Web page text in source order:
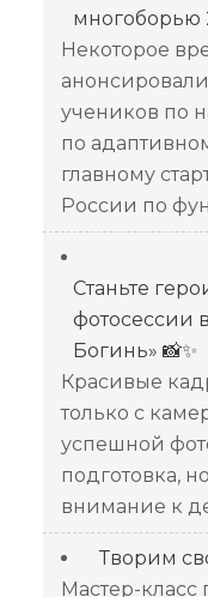
многоборью
Некоторое
учеников по
по
главному
России по
Станьте
фотосессии
Богинь» 📸✨
Красивые
только с
успешной
подготовка,
внимание к
Творим
Мастер-класс